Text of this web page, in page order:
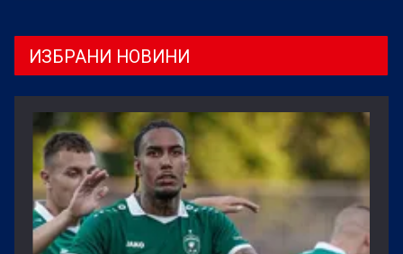
ИЗБРАНИ НОВИНИ